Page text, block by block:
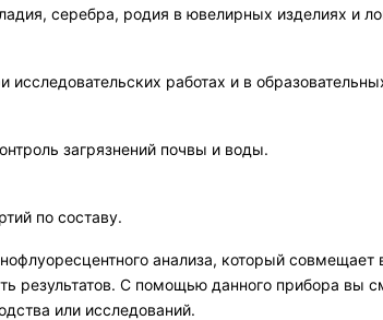
серебра, родия в ювелирных изделиях и
работах и в
загрязнений почвы и воды.
по составу.
анализа, который
результатов. С помощью данного прибора вы
или исследований.